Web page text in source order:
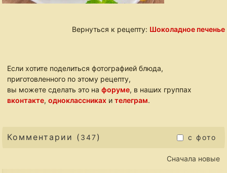
Вернуться к рецепту: Шоколадное печенье
Если хотите поделиться фотографией блюда,
приготовленного по этому рецепту,
вы можете сделать это нафоруме, в наших группах
вконтакте,одноклассниках ителеграм.
Комментарии ( 347) с фото
Сначала новые